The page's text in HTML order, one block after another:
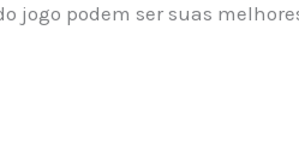
podem ser suas